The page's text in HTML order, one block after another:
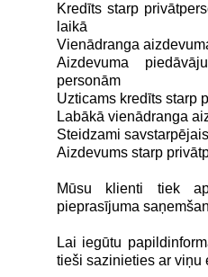
Kredīts starp
laikā
Vienādranga
Aizdevuma
personām
Uzticams kredīts starp
Labākā vienādranga
Steidzami
Aizdevums starp
Mūsu klienti tiek
pieprasījuma
Lai iegūtu
tieši sazinieties ar viņu